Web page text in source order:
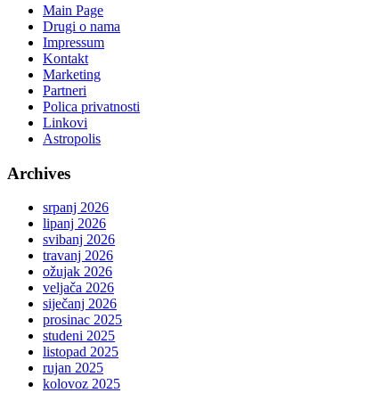
Main Page
Drugi o nama
Impressum
Kontakt
Marketing
Partneri
Polica privatnosti
Linkovi
Astropolis
Archives
srpanj 2026
lipanj 2026
svibanj 2026
travanj 2026
ožujak 2026
veljača 2026
siječanj 2026
prosinac 2025
studeni 2025
listopad 2025
rujan 2025
kolovoz 2025